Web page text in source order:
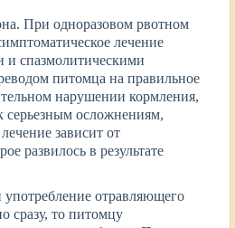
При одноразовом рвотном
лечение
и спазмолитическими
питомца на правильное
нарушении кормления,
серьезным осложнениям,
зависит от
развилось в результате
отравляющего
сразу, то питомцу